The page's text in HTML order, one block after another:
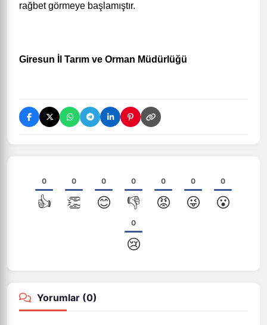
rağbet görmeye başlamıştır.
Giresun İl Tarım ve Orman Müdürlüğü
0
👍
0
👏
0
😊
0
👎
0
😡
0
😜
0
😮
0
😢
Yorumlar (0)